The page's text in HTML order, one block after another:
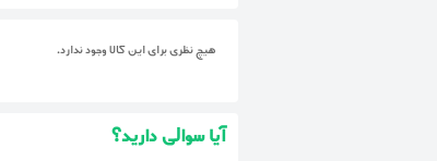
هیچ نظری برای این کالا وجود ندارد.
آیا سوالی دارید؟